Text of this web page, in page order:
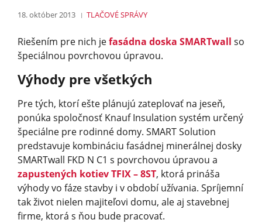
18. október 2013 TLAČOVÉ SPRÁVY
Riešením pre nich jefasádna doska SMARTwall so
špeciálnou povrchovou úpravou.
Výhody pre všetkých
Pre tých, ktorí ešte plánujú zateplovať na jeseň,
ponúka spoločnosť Knauf Insulation systém určený
špeciálne pre rodinné domy. SMART Solution
predstavuje kombináciu fasádnej minerálnej dosky
SMARTwall FKD N C1 s povrchovou úpravou a
zapustených kotiev TFIX – 8ST, ktorá prináša
výhody vo fáze stavby i v období užívania. Spríjemní
tak život nielen majiteľovi domu, ale aj stavebnej
firme, ktorá s ňou bude pracovať.